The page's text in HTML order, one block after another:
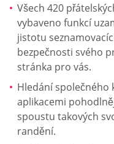
Všech 420
vybaveno funkcí
jistotu
bezpečnosti svého
stránka pro vás.
Hledání společného
aplikacemi
spoustu takových
randění.